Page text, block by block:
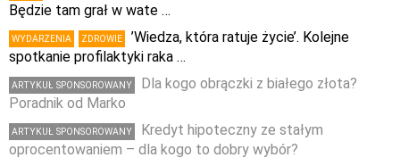
Będzie tam grał w wate …
WYDARZENIA ZDROWIE
’Wiedza, która ratuje życie’. Kolejne
spotkanie profilaktyki raka …
ARTYKUŁ SPONSOROWANY
Dla kogo obrączki z białego złota?
Poradnik od Marko
ARTYKUŁ SPONSOROWANY
Kredyt hipoteczny ze stałym
oprocentowaniem – dla kogo to dobry wybór?